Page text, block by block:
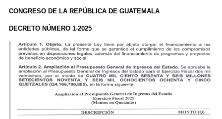
CONGRESO DE LA REPÚBLICA DE GUATEMALA
DECRETO NÚMERO 1-2025